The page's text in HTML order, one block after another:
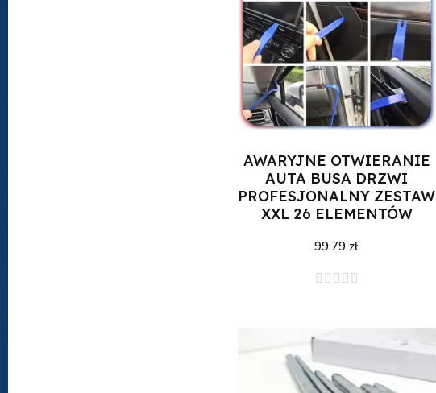
AWARYJNE OTWIERANIE
AUTA BUSA DRZWI
PROFESJONALNY ZESTAW
XXL 26 ELEMENTÓW
99,79 zł
    